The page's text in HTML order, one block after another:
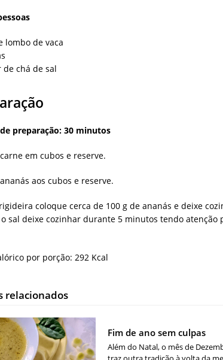
lombo de vaca
de chá de sal
preparação: 30 minutos
em cubos e reserve.
aos cubos e reserve.
coloque cerca de 100 g de ananás e deixe
sal deixe cozinhar durante 5 minutos tendo atenção
por porção: 292 Kcal
relacionados
Fim de ano sem culpas
Além do Natal, o mês de